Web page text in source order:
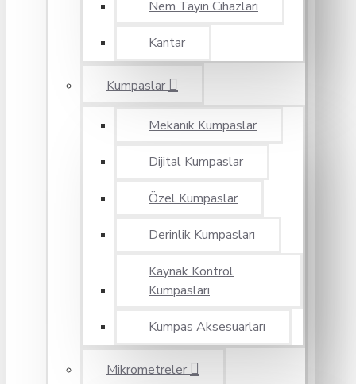
Nem Tayin Cihazları
Kantar
Kumpaslar
Mekanik Kumpaslar
Dijital Kumpaslar
Özel Kumpaslar
Derinlik Kumpasları
Kaynak Kontrol
Kumpasları
Kumpas Aksesuarları
Mikrometreler